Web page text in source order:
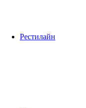
Рестилайн